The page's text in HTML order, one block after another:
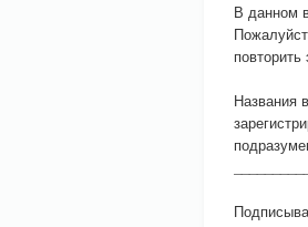
В данном
повторить
Названия